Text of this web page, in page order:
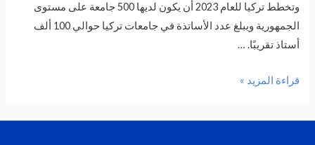
وتخطط تركيا للعام 2023 أن يكون لديها 500 جامعة على مستوى
الجمهورية ويبلغ عدد الأساتذة في جامعات تركيا حوالي 100 ألف
أستاذ تقريبًا. …
الدراسة
قراءة المزيد »